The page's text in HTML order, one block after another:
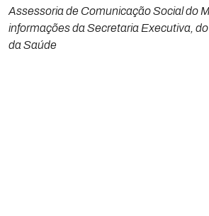
Assessoria de Comunicação Social do
informações da Secretaria Executiva,
da Saúde